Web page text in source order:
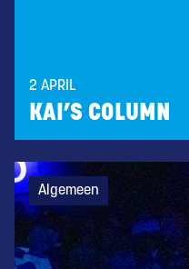
2 APRIL
KAI’S COLUMN
Algemeen